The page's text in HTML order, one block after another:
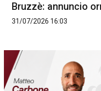
Bruzzè: annuncio
31/07/2026 16:03